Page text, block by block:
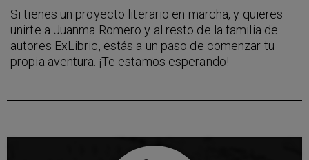
Si tienes un proyecto literario en marcha, y quieres
unirte a Juanma Romero y al resto de la familia de
autores ExLibric, estás a un paso de comenzar tu
propia aventura. ¡Te estamos esperando!